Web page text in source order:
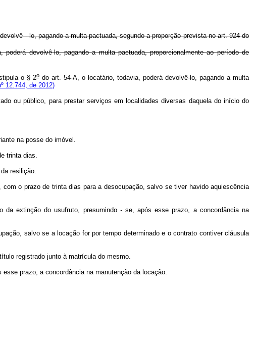
devolvê-lo, pagando a multa pactuada, segundo a proporção prevista no art. 924 do
devolvê-lo, pagando a multa pactuada, proporcionalmente ao período de
o § 2odo art. 54-A, o locatário, todavia, poderá devolvê-lo, pagando a multa
12.744, de 2012)
ou público, para prestar serviços em localidades diversas daquela do início do
na posse do imóvel.
trinta dias.
resilição.
o prazo de trinta dias para a desocupação, salvo se tiver havido aquiescência
da extinção do usufruto, presumindo -se, após esse prazo, a concordância na
salvo se a locação for por tempo determinado e o contrato contiver cláusula
registrado junto à matrícula do mesmo.
esse prazo, a concordância na manutenção da locação.